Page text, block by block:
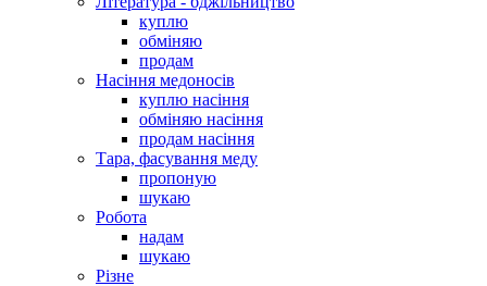
куплю
обміняю
продам
Насіння медоносів
куплю насіння
обміняю насіння
продам насіння
Тара, фасування меду
пропоную
шукаю
Робота
надам
шукаю
Різне